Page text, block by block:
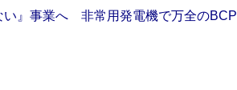
い』事業へ 非常用発電機で万全のBCP